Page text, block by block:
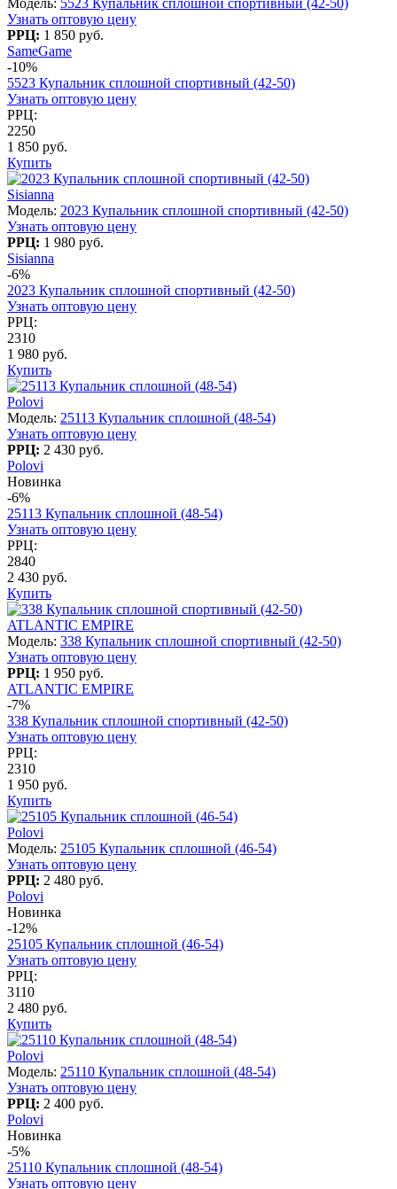
Узнать оптовую цену
РРЦ: 1 850 руб.
SameGame
-10%
5523 Купальник сплошной спортивный (42-50)
Узнать оптовую цену
РРЦ:
2250
1 850 руб.
Купить
Sisianna
Модель: 2023 Купальник сплошной спортивный (42-50)
Узнать оптовую цену
РРЦ: 1 980 руб.
Sisianna
-6%
2023 Купальник сплошной спортивный (42-50)
Узнать оптовую цену
РРЦ:
2310
1 980 руб.
Купить
Polovi
Модель: 25113 Купальник сплошной (48-54)
Узнать оптовую цену
РРЦ: 2 430 руб.
Polovi
Новинка
-6%
25113 Купальник сплошной (48-54)
Узнать оптовую цену
РРЦ:
2840
2 430 руб.
Купить
ATLANTIC EMPIRE
Модель: 338 Купальник сплошной спортивный (42-50)
Узнать оптовую цену
РРЦ: 1 950 руб.
ATLANTIC EMPIRE
-7%
338 Купальник сплошной спортивный (42-50)
Узнать оптовую цену
РРЦ:
2310
1 950 руб.
Купить
Polovi
Модель: 25105 Купальник сплошной (46-54)
Узнать оптовую цену
РРЦ: 2 480 руб.
Polovi
Новинка
-12%
25105 Купальник сплошной (46-54)
Узнать оптовую цену
РРЦ:
3110
2 480 руб.
Купить
Polovi
Модель: 25110 Купальник сплошной (48-54)
Узнать оптовую цену
РРЦ: 2 400 руб.
Polovi
Новинка
-5%
25110 Купальник сплошной (48-54)
Узнать оптовую цену